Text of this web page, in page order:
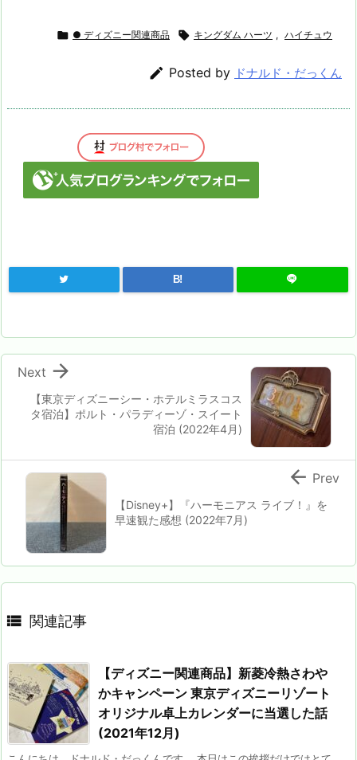
 ● ディズニー関連商品  キングダム ハーツ , ハイチュウ
 Posted by ドナルド・だっくん
B!
【東京ディズニーシー・ホテルミラスコス
タ宿泊】ポルト・パラディーゾ・スイート
宿泊 (2022年4月)

Next
【Disney+】『ハーモニアス ライブ！』を
早速観た感想 (2022年7月)
 Prev
 関連記事
【ディズニー関連商品】新菱冷熱さわや
かキャンペーン 東京ディズニーリゾート
オリジナル卓上カレンダーに当選した話
(2021年12月)